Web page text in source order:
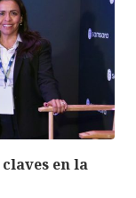
en la